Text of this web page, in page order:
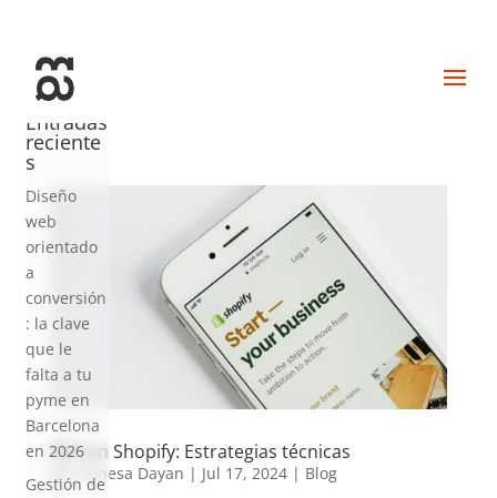
SEO en Shopify: Estrategias técnicas
Vanesa Dayan | Jul 17, 2024| Blog
Entradas
reciente
s
Diseño
web
orientado
a
conversión
: la clave
que le
falta a tu
pyme en
Barcelona
en 2026
Gestión de